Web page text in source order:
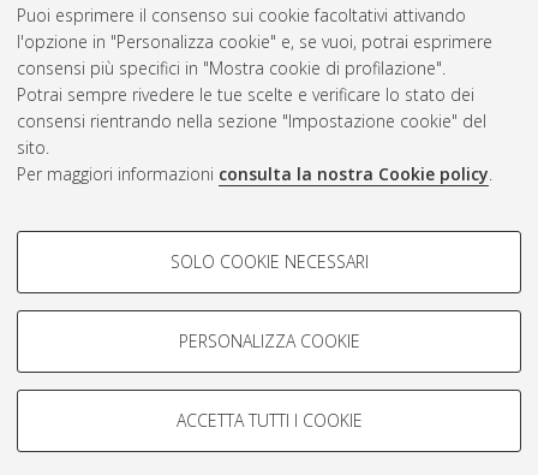
Puoi esprimere il consenso sui cookie facoltativi attivando
l'opzione in "Personalizza cookie" e, se vuoi, potrai esprimere
consensi più specifici in "Mostra cookie di profilazione".
Potrai sempre rivedere le tue scelte e verificare lo stato dei
consensi rientrando nella sezione "Impostazione cookie" del
sito.
Per maggiori informazioni consulta la nostra Cookie policy.
COOKIE DI PROFILAZIONE -
Si tratta di cookie utilizzati per analizzare le caratteristiche della
navigazione degli utenti, creare profili in base al loro comportamento
Mostra cookie di profilazione
COOKIE TECNICI - NECESSARI
SOLO COOKIE NECESSARI
PERSONALIZZA COOKIE
ACCETTA TUTTI I COOKIE
Rss 1.0
Rss 2.0
ISSN: 2038-7946
Impostazioni Cookie
Informativa sulla privacy
Condizioni d’uso del sito